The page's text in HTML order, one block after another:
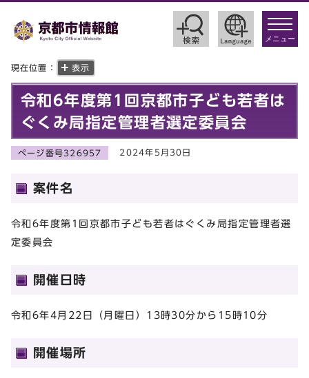
toggle
メニュー
現在位置： 表示
令和6年度第1回京都市子ども若者は
ぐくみ局指定管理者選定委員会
ページ番号326957 2024年5月30日
案件名
令和6年度第1回京都市子ども若者はぐくみ局指定管理者選
定委員会
開催日時
令和6年4月22日（月曜日）13時30分から15時10分
開催場所